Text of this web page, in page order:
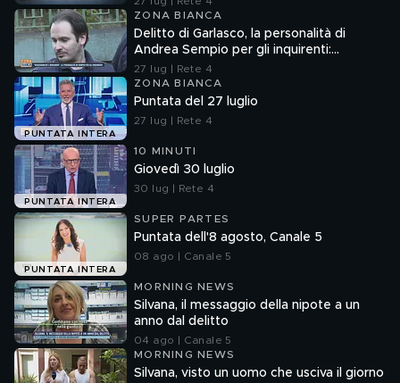
ZONA BIANCA
Delitto di Garlasco, la personalità di
Andrea Sempio per gli inquirenti:
"Ossessionato e bugiardo"
27 lug | Rete 4
PUNTATA INTERA
ZONA BIANCA
Puntata del 27 luglio
27 lug | Rete 4
PUNTATA INTERA
10 MINUTI
Giovedì 30 luglio
30 lug | Rete 4
PUNTATA INTERA
SUPER PARTES
Puntata dell'8 agosto, Canale 5
08 ago | Canale 5
MORNING NEWS
Silvana, il messaggio della nipote a un
anno dal delitto
04 ago | Canale 5
MORNING NEWS
Silvana, visto un uomo che usciva il giorno